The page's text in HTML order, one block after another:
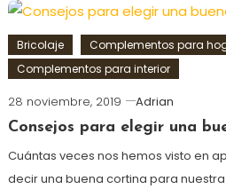
Bricolaje
Complementos para
Complementos para interior
28 noviembre, 2019
Adrian
Consejos para elegir una
Cuántas veces nos hemos visto en
decir una buena cortina para